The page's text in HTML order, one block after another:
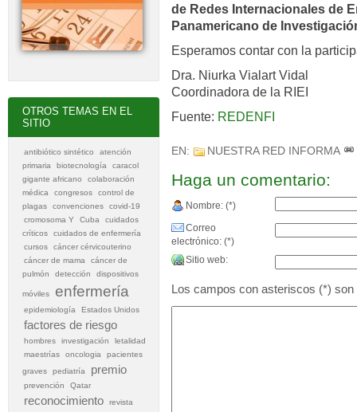
de Redes Internacionales de
Panamericano de
Esperamos contar con la
Dra. Niurka Vialart Vidal
Coordinadora de la RIEI
Fuente: REDENFI
EN: NUESTRA RED INFORMA
Haga un comentario:
Nombre: (*)
Correo
electrónico: (*)
Sitio web:
Los campos con asteriscos (*) son
OTROS TEMAS EN EL
SITIO
antibiótico sintético
atención
primaria
biotecnología
caracol
gigante africano
colaboración
médica
congresos
control de
plagas
convenciones
covid-19
cromosoma Y
Cuba
cuidados
críticos
cuidados de enfermería
cursos
cáncer cérvicouterino
cáncer de mama
cáncer de
pulmón
detección dispositivos
móviles enfermería
epidemiología Estados Unidos
factores de riesgo
hombres investigación
letalidad
maestrías
oncologia
pacientes
graves
pediatría premio
prevención Qatar
reconocimiento
revista